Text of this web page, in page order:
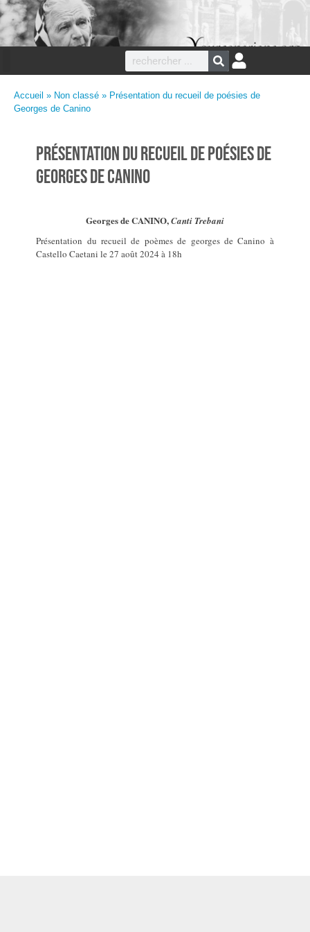
Accueil » Non classé » Présentation du recueil de poésies de
Georges de Canino
Présentation du recueil de poésies de
Georges de Canino
Georges de CANINO,Canti Trebani
Présentation du recueil de poèmes de georges de Canino à
Castello Caetani le 27 août 2024 à 18h